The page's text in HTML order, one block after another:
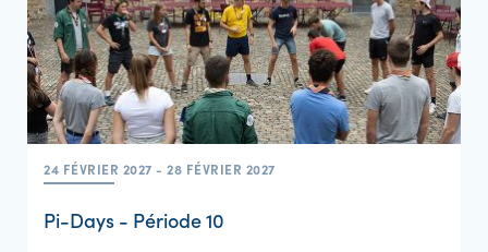
24 FÉVRIER 2027 - 28 FÉVRIER 2027
Pi-Days - Période 10